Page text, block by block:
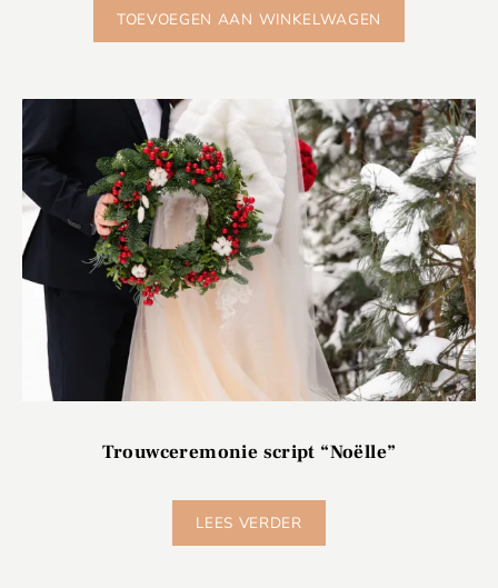
TOEVOEGEN AAN WINKELWAGEN
Trouwceremonie script “Noëlle”
LEES VERDER